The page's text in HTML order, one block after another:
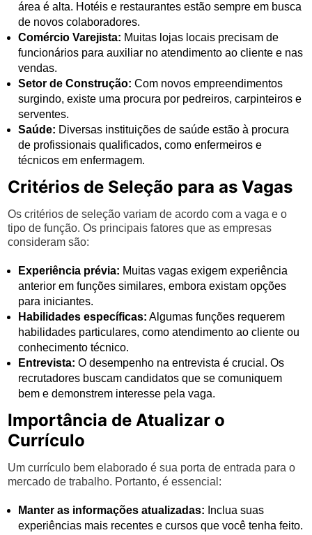
área é alta. Hotéis e restaurantes estão sempre em busca
de novos colaboradores.
Comércio Varejista: Muitas lojas locais precisam de
funcionários para auxiliar no atendimento ao cliente e nas
vendas.
Setor de Construção: Com novos empreendimentos
surgindo, existe uma procura por pedreiros, carpinteiros e
serventes.
Saúde: Diversas instituições de saúde estão à procura
de profissionais qualificados, como enfermeiros e
técnicos em enfermagem.
Critérios de Seleção para as Vagas
Os critérios de seleção variam de acordo com a vaga e o
tipo de função. Os principais fatores que as empresas
consideram são:
Experiência prévia: Muitas vagas exigem experiência
anterior em funções similares, embora existam opções
para iniciantes.
Habilidades específicas: Algumas funções requerem
habilidades particulares, como atendimento ao cliente ou
conhecimento técnico.
Entrevista: O desempenho na entrevista é crucial. Os
recrutadores buscam candidatos que se comuniquem
bem e demonstrem interesse pela vaga.
Importância de Atualizar o
Currículo
Um currículo bem elaborado é sua porta de entrada para o
mercado de trabalho. Portanto, é essencial:
Manter as informações atualizadas: Inclua suas
experiências mais recentes e cursos que você tenha feito.